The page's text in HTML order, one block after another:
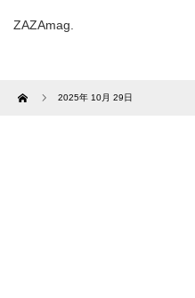
ZAZAmag.
Home 2025年 10月 29日